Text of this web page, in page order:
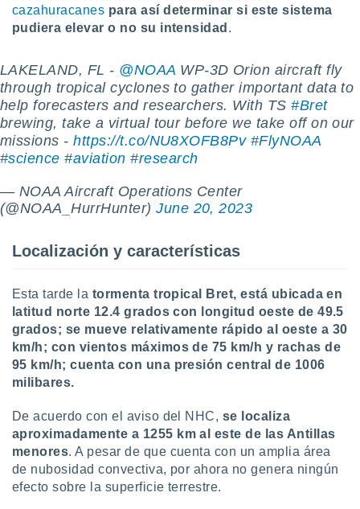
este sitio
IP
de
traten tus
en
interés
a lo que
Para
su
datos
en
de
un
o acceder
datos
cazahuracanes para así determinar si este sistema
pudiera elevar o no su intensidad .
LAKELAND, FL - @NOAA WP-3D Orion aircraft fly
through tropical cyclones to gather important data to
help forecasters and researchers. With TS#Bret
brewing, take a virtual tour before we take off on our
missions -https://t.co/NU8XOFB8Pv #FlyNOAA
#science #aviation #research
— NOAA Aircraft Operations Center
(@NOAA_HurrHunter)June 20, 2023
Localización y características
Esta tarde la tormenta tropical Bret, está ubicada en
latitud norte 12.4 grados con longitud oeste de 49.5
grados; se mueve relativamente rápido al oeste a 30
km/h; con vientos máximos de 75 km/h y rachas de
95 km/h; cuenta con una presión central de 1006
milibares.
De acuerdo con el aviso del NHC, se localiza
aproximadamente a 1255 km al este de las Antillas
menores. A pesar de que cuenta con un amplia área
de nubosidad convectiva, por ahora no genera ningún
efecto sobre la superficie terrestre.